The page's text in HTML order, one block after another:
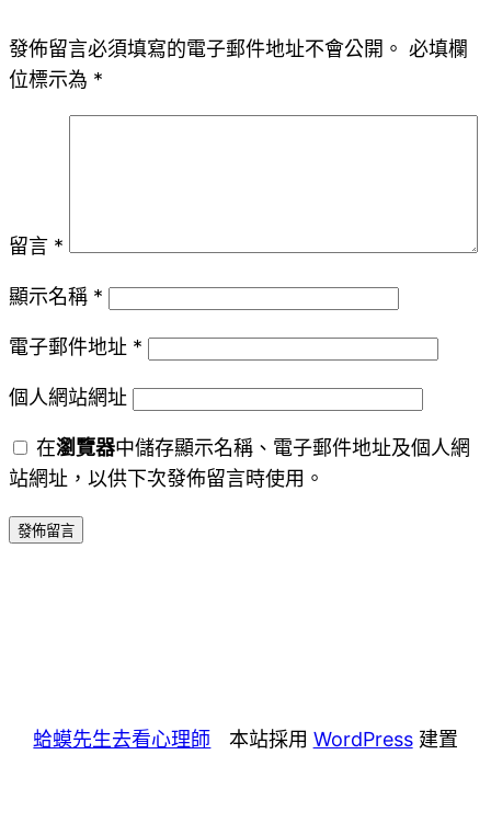
發佈留言必須填寫的電子郵件地址不會公開。 必填欄
位標示為 *
留言 *
顯示名稱 *
電子郵件地址 *
個人網站網址
在瀏覽器中儲存顯示名稱、電子郵件地址及個人網
站網址，以供下次發佈留言時使用。
蛤蟆先生去看心理師 本站採用 WordPress建置